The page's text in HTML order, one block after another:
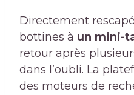
Directement
bottines à un mini-
retour après
dans l’oubli. La
des moteurs de